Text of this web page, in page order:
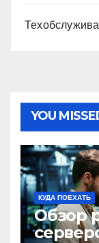
YOU
КУДА ПОЕХАТЬ
Обзор